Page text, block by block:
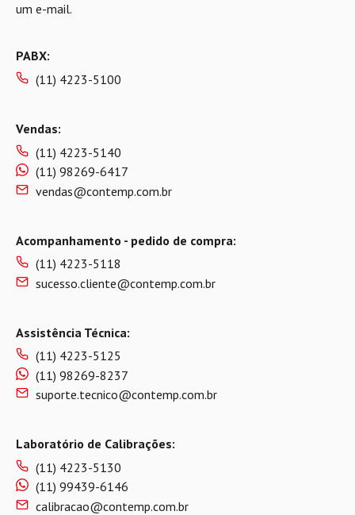
um e-mail.
PABX:
(11) 4223-5100
Vendas:
(11) 4223-5140
(11) 98269-6417
vendas@contemp.com.br
Acompanhamento - pedido de compra:
(11) 4223-5118
sucesso.cliente@contemp.com.br
Assistência Técnica:
(11) 4223-5125
(11) 98269-8237
suporte.tecnico@contemp.com.br
Laboratório de Calibrações:
(11) 4223-5130
(11) 99439-6146
calibracao@contemp.com.br